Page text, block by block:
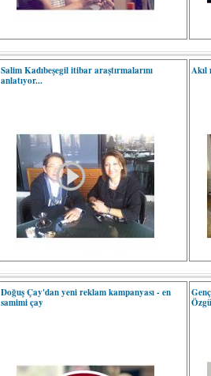
Salim Kadıbeşegil itibar araştırmalarını
anlatıyor...
Akıl
Doğuş Çay'dan yeni reklam kampanyası - en
samimi çay